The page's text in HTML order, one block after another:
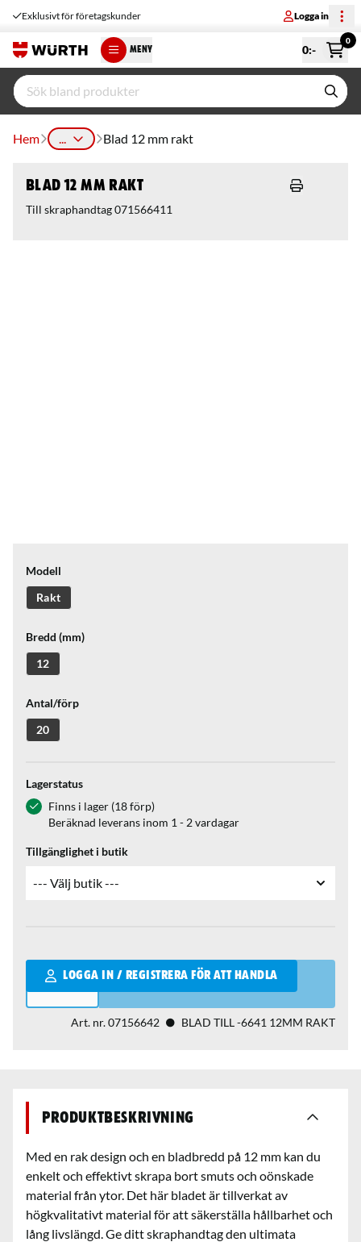
Exklusivt för företagskunder Logga in
MENY 0:-
0
Hem ... Blad 12 mm rakt
Blad 12 mm rakt
Till skraphandtag 071566411
Modell
Rakt
Bredd (mm)
12
Antal/förp
20
Lagerstatus
Finns i lager (18 förp)
Beräknad leverans inom 1 - 2 vardagar
Tillgänglighet i butik
LOGGA IN / REGISTRERA FÖR ATT HANDLA
Qantity
Art. nr.07156642 BLAD TILL -6641 12MM RAKT
Produktbeskrivning
Med en rak design och en bladbredd på 12 mm kan du
enkelt och effektivt skrapa bort smuts och oönskade
material från ytor. Det här bladet är tillverkat av
högkvalitativt material för att säkerställa hållbarhet och
lång livslängd. Ge ditt skraphandtag den ultimata